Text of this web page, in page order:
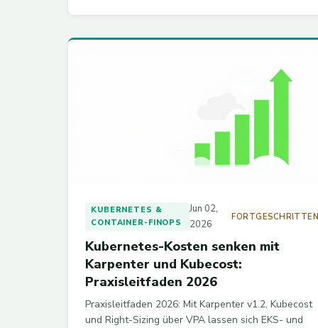
KUBERNETES &
CONTAINER-FINOPS
Jun 02,
2026
FORTGESCHRITTEN
Kubernetes-Kosten senken mit
Karpenter und Kubecost:
Praxisleitfaden 2026
Praxisleitfaden 2026: Mit Karpenter v1.2, Kubecost
und Right-Sizing über VPA lassen sich EKS- und